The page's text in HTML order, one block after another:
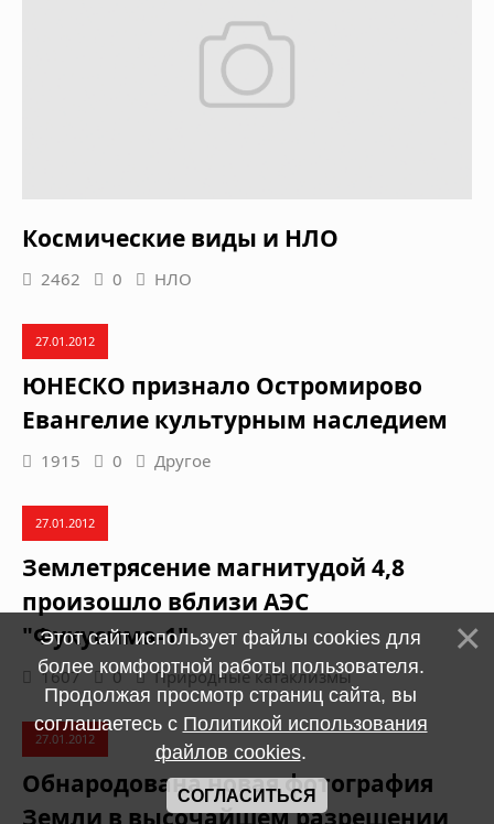
Космические виды и НЛО
2462 0 НЛО
27.01.2012
ЮНЕСКО признало Остромирово
Евангелие культурным наследием
1915 0 Другое
27.01.2012
Землетрясение магнитудой 4,8
произошло вблизи АЭС
"Фукусима-1"
1607 0 Природные катаклизмы
27.01.2012
Обнародована новая фотография
Земли в высочайшем разрешении
Этот сайт использует файлы cookies для
более комфортной работы пользователя.
Продолжая просмотр страниц сайта, вы
соглашаетесь с Политикой использования
файлов cookies.
СОГЛАСИТЬСЯ